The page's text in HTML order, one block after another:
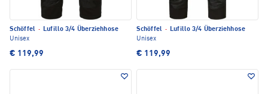
Schöffel · Lufillo 3/4 Überziehhose
Unisex
€ 119,99
Schöffel · Lufillo 3/4 Überziehhose
Unisex
€ 119,99